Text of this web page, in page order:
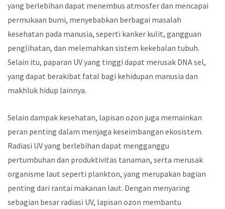
yang berlebihan dapat menembus atmosfer dan mencapai
permukaan bumi, menyebabkan berbagai masalah
kesehatan pada manusia, seperti kanker kulit, gangguan
penglihatan, dan melemahkan sistem kekebalan tubuh.
Selain itu, paparan UV yang tinggi dapat merusak DNA sel,
yang dapat berakibat fatal bagi kehidupan manusia dan
makhluk hidup lainnya.
Selain dampak kesehatan, lapisan ozon juga memainkan
peran penting dalam menjaga keseimbangan ekosistem.
Radiasi UV yang berlebihan dapat mengganggu
pertumbuhan dan produktivitas tanaman, serta merusak
organisme laut seperti plankton, yang merupakan bagian
penting dari rantai makanan laut. Dengan menyaring
sebagian besar radiasi UV, lapisan ozon membantu